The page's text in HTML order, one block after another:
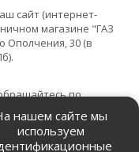
сайт (интернет-
магазине "ГАЗ
Ополчения, 30 (в
по
товара.
нашем сайте мы
используем